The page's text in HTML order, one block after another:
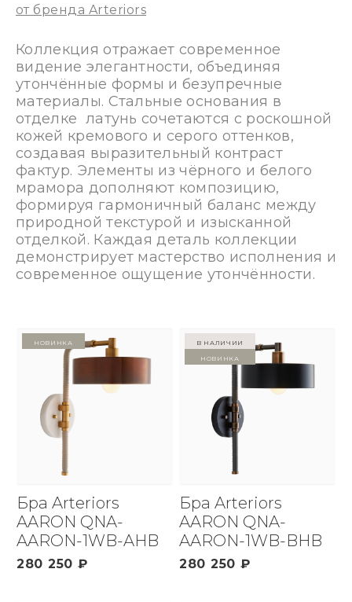
от бренда Arteriors
Коллекция отражает современное
видение элегантности, объединяя
утончённые формы и безупречные
материалы. Стальные основания в
отделке латунь сочетаются с роскошной
кожей кремового и серого оттенков,
создавая выразительный контраст
фактур. Элементы из чёрного и белого
мрамора дополняют композицию,
формируя гармоничный баланс между
природной текстурой и изысканной
отделкой. Каждая деталь коллекции
демонстрирует мастерство исполнения и
современное ощущение утончённости.
Новинка
Бра Arteriors
AARON QNA-
AARON-1WB-AHB
280 250 ₽
в наличии
Новинка
Бра Arteriors
AARON QNA-
AARON-1WB-BHB
280 250 ₽